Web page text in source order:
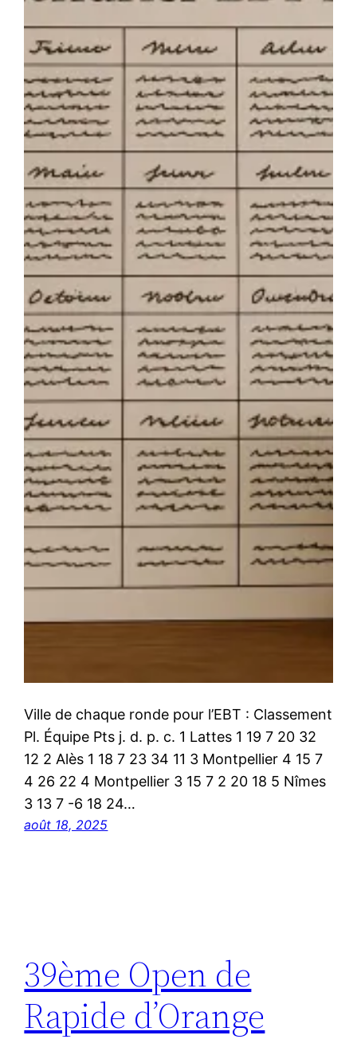
Ville de chaque ronde pour l’EBT : Classement
Pl. Équipe Pts j. d. p. c. 1 Lattes 1 19 7 20 32
12 2 Alès 1 18 7 23 34 11 3 Montpellier 4 15 7
4 26 22 4 Montpellier 3 15 7 2 20 18 5 Nîmes
3 13 7 -6 18 24…
août 18, 2025
39ème Open de
Rapide d’Orange